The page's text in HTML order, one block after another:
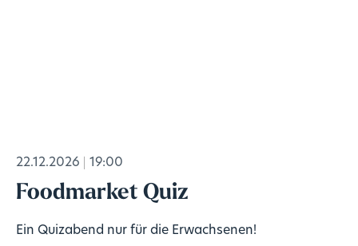
22.12.2026 19:00
Foodmarket Quiz
Ein Quizabend nur für die Erwachsenen!